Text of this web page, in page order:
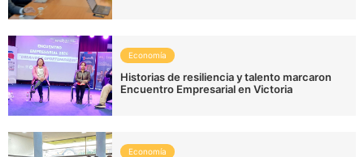
Economía
Historias de resiliencia y talento marcaron
Encuentro Empresarial en Victoria
Economía